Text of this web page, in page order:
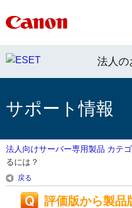
法人の
サポート情報
法人向けサーバー専用製品 カテ
るには？
戻る
評価版から製品